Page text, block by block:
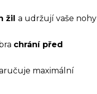
žil a udržují vaše nohy
chrání před
maximální